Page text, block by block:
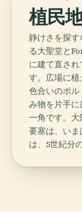
植民
静けさを探
る大聖堂と
に建て直さ
す。広場に
色合いのポ
み物を片手
一角です。
要塞は、い
は、5世紀分